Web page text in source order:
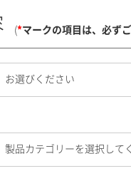
(*マークの項目は、必ず